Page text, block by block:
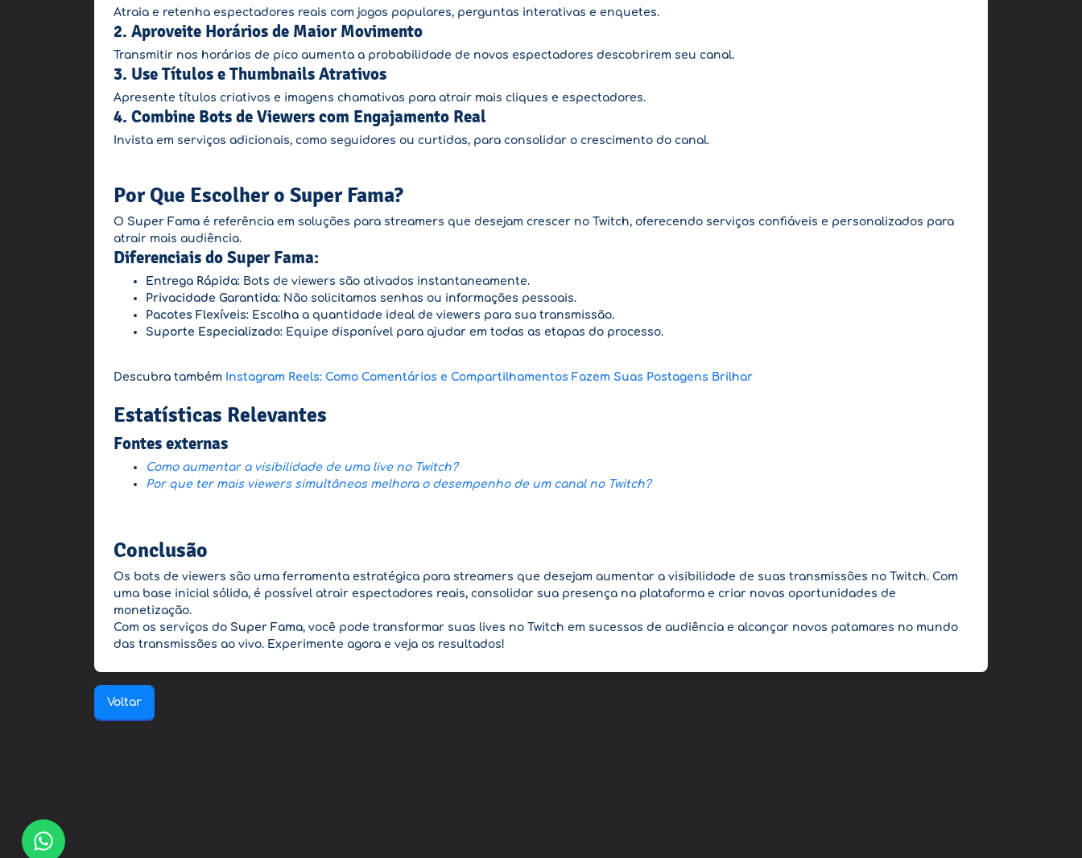
Atraia e retenha espectadores reais com jogos populares, perguntas interativas e enquetes.
2. Aproveite Horários de Maior Movimento
Transmitir nos horários de pico aumenta a probabilidade de novos espectadores descobrirem seu canal.
3. Use Títulos e Thumbnails Atrativos
Apresente títulos criativos e imagens chamativas para atrair mais cliques e espectadores.
4. Combine Bots de Viewers com Engajamento Real
Invista em serviços adicionais, como seguidores ou curtidas, para consolidar o crescimento do canal.
Por Que Escolher o Super Fama?
O Super Fama é referência em soluções para streamers que desejam crescer no Twitch, oferecendo serviços confiáveis e personalizados para
atrair mais audiência.
Diferenciais do Super Fama:
Entrega Rápida: Bots de viewers são ativados instantaneamente.
Privacidade Garantida: Não solicitamos senhas ou informações pessoais.
Pacotes Flexíveis: Escolha a quantidade ideal de viewers para sua transmissão.
Suporte Especializado: Equipe disponível para ajudar em todas as etapas do processo.
Descubra também Instagram Reels: Como Comentários e Compartilhamentos Fazem Suas Postagens Brilhar
Estatísticas Relevantes
Fontes externas
Como aumentar a visibilidade de uma live no Twitch?
Por que ter mais viewers simultâneos melhora o desempenho de um canal no Twitch?
Conclusão
Os bots de viewers são uma ferramenta estratégica para streamers que desejam aumentar a visibilidade de suas transmissões no Twitch. Com
uma base inicial sólida, é possível atrair espectadores reais, consolidar sua presença na plataforma e criar novas oportunidades de
monetização.
Com os serviços do Super Fama, você pode transformar suas lives no Twitch em sucessos de audiência e alcançar novos patamares no mundo
das transmissões ao vivo. Experimente agora e veja os resultados!
Voltar